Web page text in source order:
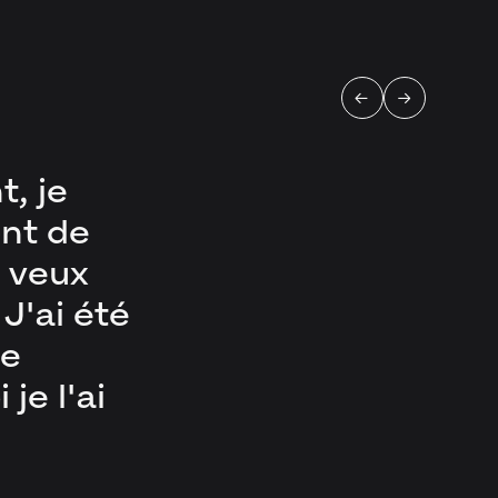
je
de
été
je l'ai
donné
ou
À pas
← →